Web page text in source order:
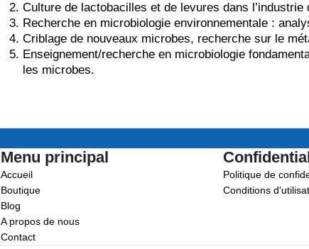
Culture de lactobacilles et de levures dans
Recherche en microbiologie environnementale :
Criblage de nouveaux microbes, recherche sur le
Enseignement/recherche en microbiologie
les microbes.
Menu principal
Accueil
Boutique
Blog
A propos de nous
Contact
Politique de
Conditions